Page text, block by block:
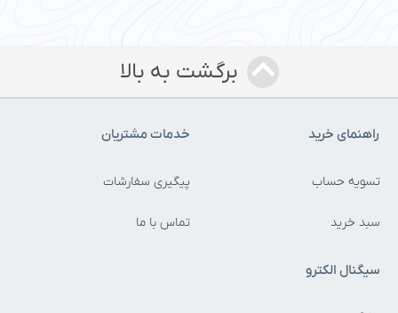
برگشت به بالا
راهنمای خرید
تسویه حساب
سبد خرید
خدمات مشتریان
پیگیری سفارشات
تماس با ما
سیگنال الکترو